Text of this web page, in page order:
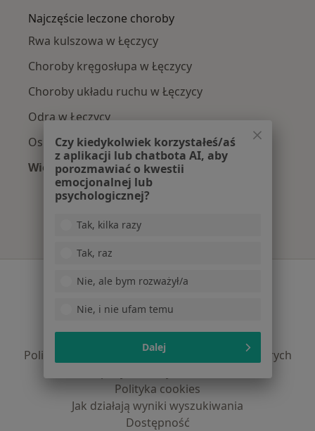
Najczęście leczone choroby
Rwa kulszowa w Łęczycy
Choroby kręgosłupa w Łęczycy
Choroby układu ruchu w Łęczycy
Odra w Łęczycy
Ospa w Łęczycy
Więcej (2)
Więcej w kategorii: Najczęście leczone choroby
Serwis
Regulamin
Polityka prywatności dla profesjonalistów, których
Polityka cookies
Jak działają wyniki wyszukiwania
Dostępność
Czy kiedykolwiek korzystałeś/aś
z aplikacji lub chatbota AI, aby
porozmawiać o kwestii
emocjonalnej lub
psychologicznej?
Tak, kilka razy
Tak, raz
Nie, ale bym rozważył/a
Nie, i nie ufam temu
Dalej